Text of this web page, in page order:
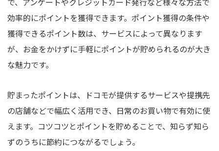
効率的にポイントを獲得できます。ポイント獲得の条件や
獲得できるポイント数は、サービスによって異なります
が、お金をかけずに手軽にポイントが貯められるのが大き
な魅力です。
貯まったポイントは、ドコモが提供するサービスや提携先
の店舗などで幅広く活用でき、日常のお買い物で有効に使
えます。コツコツとポイントを貯めることで、知らず知ら
ずのうちに節約につながるでしょう。